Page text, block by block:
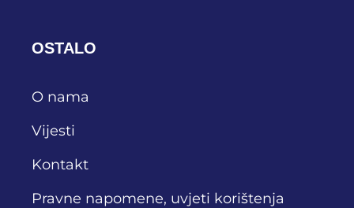
OSTALO
O nama
Vijesti
Kontakt
Pravne napomene, uvjeti korištenja